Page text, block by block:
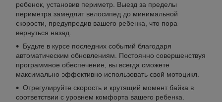
ребенок, установив периметр. Выезд за пределы
периметра замедлит велосипед до минимальной
скорости, предупредив вашего ребенка, что пора
вернуться назад.
Будьте в курсе последних событий благодаря
автоматическим обновлениям. Постоянно совершенствуя
программное обеспечение, вы всегда сможете
максимально эффективно использовать свой мотоцикл.
Отрегулируйте скорость и крутящий момент байка в
соответствии с уровнем комфорта вашего ребенка.